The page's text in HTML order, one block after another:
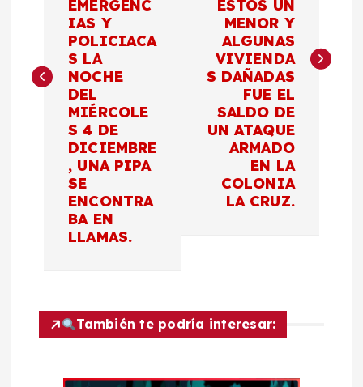
g
a
e
EMERGENC
IAS Y
POLICIACA
S LA
NOCHE
DEL
MIÉRCOLE
S 4 DE
DICIEMBRE
, UNA PIPA
SE
ENCONTRA
BA EN
LLAMAS.
ESTOS UN
MENOR Y
ALGUNAS
VIVIENDA
S DAÑADAS
FUE EL
SALDO DE
UN ATAQUE
ARMADO
EN LA
COLONIA
LA CRUZ.
También te podría interesar: